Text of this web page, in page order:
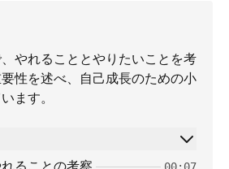
やれることとやりたいことを考
性を述べ、自己成長のための小
ます。